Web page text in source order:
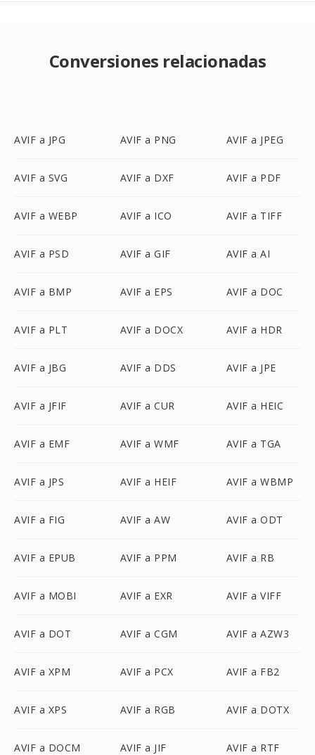
Conversiones relacionadas
AVIF a JPG AVIF a PNG AVIF a JPEG
AVIF a SVG AVIF a DXF AVIF a PDF
AVIF a WEBP AVIF a ICO AVIF a TIFF
AVIF a PSD AVIF a GIF AVIF a AI
AVIF a BMP AVIF a EPS AVIF a DOC
AVIF a PLT AVIF a DOCX AVIF a HDR
AVIF a JBG AVIF a DDS AVIF a JPE
AVIF a JFIF AVIF a CUR AVIF a HEIC
AVIF a EMF AVIF a WMF AVIF a TGA
AVIF a JPS AVIF a HEIF AVIF a WBMP
AVIF a FIG AVIF a AW AVIF a ODT
AVIF a EPUB AVIF a PPM AVIF a RB
AVIF a MOBI AVIF a EXR AVIF a VIFF
AVIF a DOT AVIF a CGM AVIF a AZW3
AVIF a XPM AVIF a PCX AVIF a FB2
AVIF a XPS AVIF a RGB AVIF a DOTX
AVIF a DOCM AVIF a JIF AVIF a RTF